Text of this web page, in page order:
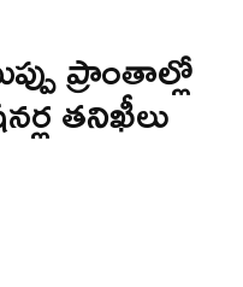
ప్రాంతాల్లో
తనిఖీలు